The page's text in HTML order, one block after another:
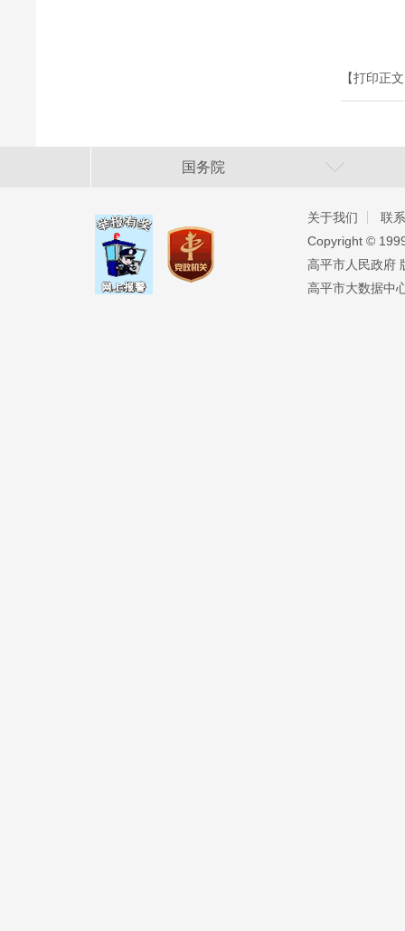
【打印正
国务院
关于我们
联
Copyright ©️
高平市人民政府
高平市大数据